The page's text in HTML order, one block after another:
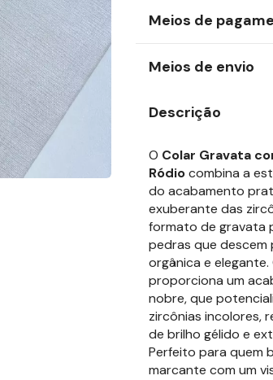
Meios de
Meios de envio
Descrição
O Colar Gravata
Ródiocombina a
do acabamento
exuberante das
formato de gravata
pedras que descem
orgânica e elegante.
proporciona um
nobre, que
zircônias incolores,
de brilho gélido e
Perfeito para quem
marcante com um